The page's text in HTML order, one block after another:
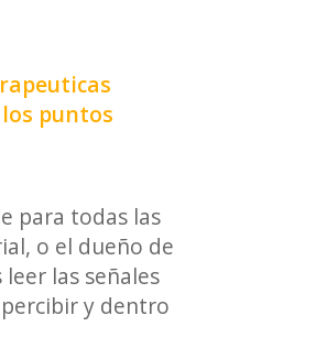
puntos
para todas las
o el dueño de
las señales
y dentro